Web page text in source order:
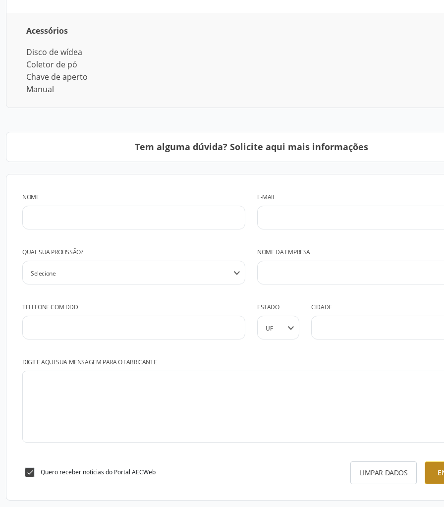
Acessórios
Disco de wídea
Coletor de pó
Chave de aperto
Manual
Tem alguma dúvida? Solicite aqui mais informações
NOME E-MAIL
QUAL SUA PROFISSÃO? NOME DA EMPRESA
TELEFONE COM DDD ESTADO CIDADE
DIGITE AQUI SUA MENSAGEM PARA O FABRICANTE
Quero receber notícias do Portal AECWeb LIMPAR DADOS